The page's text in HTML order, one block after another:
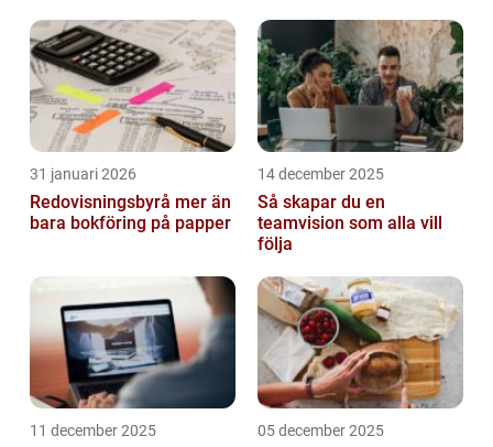
31 januari 2026
Redovisningsbyrå mer än
bara bokföring på papper
14 december 2025
Så skapar du en
teamvision som alla vill
följa
11 december 2025 05 december 2025